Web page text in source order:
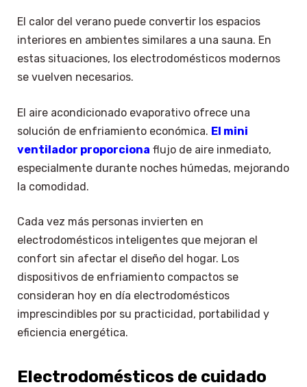
El calor del verano puede convertir los espacios
interiores en ambientes similares a una sauna. En
estas situaciones, los electrodomésticos modernos
se vuelven necesarios.
El aire acondicionado evaporativo ofrece una
solución de enfriamiento económica. El mini
ventilador proporciona flujo de aire inmediato,
especialmente durante noches húmedas, mejorando
la comodidad.
Cada vez más personas invierten en
electrodomésticos inteligentes que mejoran el
confort sin afectar el diseño del hogar. Los
dispositivos de enfriamiento compactos se
consideran hoy en día electrodomésticos
imprescindibles por su practicidad, portabilidad y
eficiencia energética.
Electrodomésticos de cuidado